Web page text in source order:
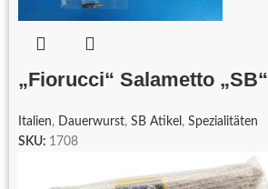
„Fiorucci“ Salametto „SB“
Italien, Dauerwurst, SB Atikel , Spezialitäten
SKU: 1708